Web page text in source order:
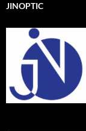
JINOPTIC